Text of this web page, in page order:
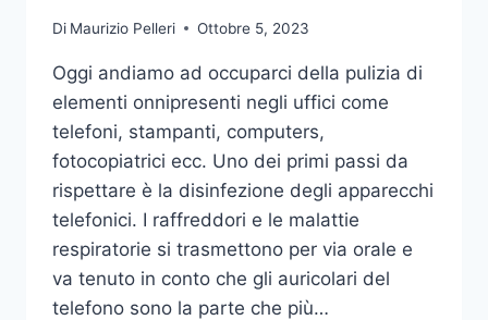
Di Maurizio Pelleri Ottobre 5, 2023
Oggi andiamo ad occuparci della pulizia di
elementi onnipresenti negli uffici come
telefoni, stampanti, computers,
fotocopiatrici ecc. Uno dei primi passi da
rispettare è la disinfezione degli apparecchi
telefonici. I raffreddori e le malattie
respiratorie si trasmettono per via orale e
va tenuto in conto che gli auricolari del
telefono sono la parte che più…